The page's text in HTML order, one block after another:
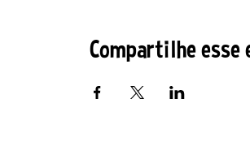
Compartilhe esse